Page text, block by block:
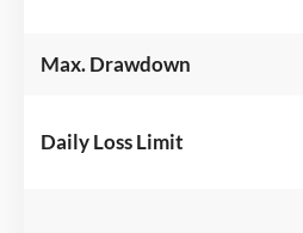
Max. Drawdown
Daily Loss Limit